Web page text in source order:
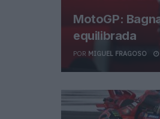
MotoGP:
equilibrada
POR MIGUEL FRAGOSO